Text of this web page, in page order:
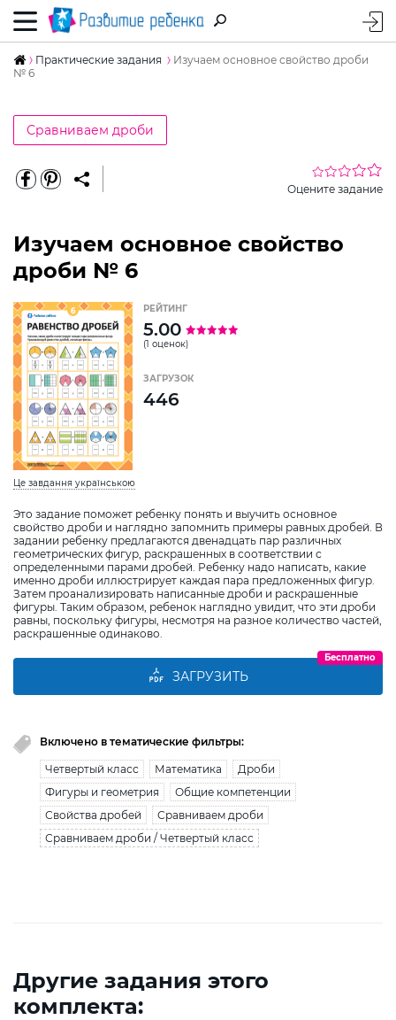
Практические задания
Изучаем основное свойство дроби
№ 6
Сравниваем дроби
Оцените задание
Изучаем основное свойство
дроби № 6
Це завдання українською
Это задание поможет ребенку понять и выучить основное
свойство дроби и наглядно запомнить примеры равных дробей. В
задании ребенку предлагаются двенадцать пар различных
геометрических фигур, раскрашенных в соответствии с
определенными парами дробей. Ребенку надо написать, какие
именно дроби иллюстрирует каждая пара предложенных фигур.
Затем проанализировать написанные дроби и раскрашенные
фигуры. Таким образом, ребенок наглядно увидит, что эти дроби
равны, поскольку фигуры, несмотря на разное количество частей,
раскрашенные одинаково.
РЕЙТИНГ
5.00
(1 оценок)
ЗАГРУЗОК
446
ЗАГРУЗИТЬ
Бесплатно
Включено в тематические фильтры:
Четвертый класс Математика
Дроби
Фигуры и геометрия
Общие компетенции
Свойства дробей
Сравниваем дроби
Сравниваем дроби / Четвертый класс
Другие задания этого
комплекта: